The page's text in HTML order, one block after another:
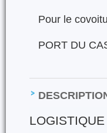
Pour le
PORT DU